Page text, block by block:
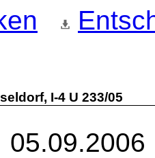
I-4 U 233/05
05.09.2006